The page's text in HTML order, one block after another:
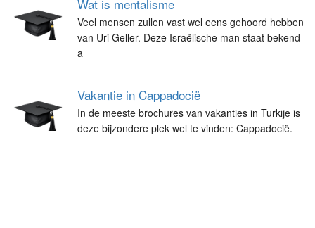
Wat is mentalisme
Veel mensen zullen vast wel eens gehoord hebben
van Uri Geller. Deze Israëlische man staat bekend
a
Vakantie in Cappadocië
In de meeste brochures van vakanties in Turkije is
deze bijzondere plek wel te vinden: Cappadocië.